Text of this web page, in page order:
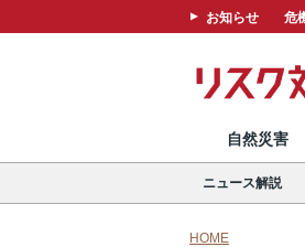
お知らせ 危
自然災害
ニュース解説
HOME